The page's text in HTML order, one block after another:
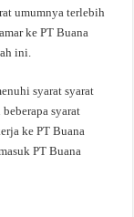
umumnya terlebih
ke PT Buana
ini.
syarat syarat
syarat
ke PT Buana
PT Buana